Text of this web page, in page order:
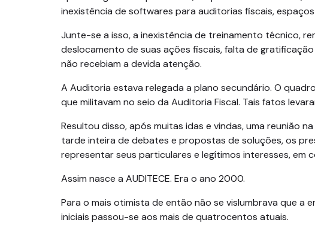
inexistência de softwares para auditorias fiscais,
Junte-se a isso, a inexistência de treinamento técnico,
deslocamento de suas ações fiscais, falta de
não recebiam a devida atenção.
A Auditoria estava relegada a plano secundário. O
que militavam no seio da Auditoria Fiscal. Tais fatos
Resultou disso, após muitas idas e vindas, uma reunião
tarde inteira de debates e propostas de soluções, os
representar seus particulares e legítimos interesses, em
Assim nasce a AUDITECE. Era o ano 2000.
Para o mais otimista de então não se vislumbrava que
iniciais passou-se aos mais de quatrocentos atuais.